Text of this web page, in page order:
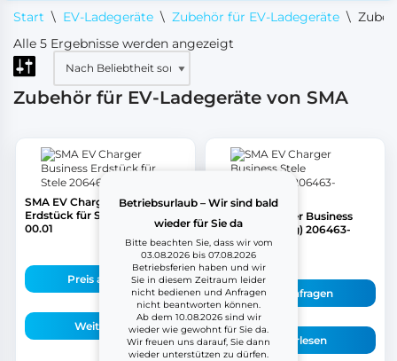
Betriebsurlaub – Wir sind bald
wieder für Sie da
Bitte beachten Sie, dass wir vom
03.08.2026 bis 07.08.2026
Betriebsferien haben und wir
Sie in diesem Zeitraum leider
nicht bedienen und Anfragen
nicht beantworten können.
Ab dem 10.08.2026 sind wir
wieder wie gewohnt für Sie da.
Wir freuen uns darauf, Sie dann
wieder unterstützen zu dürfen.
Start \ EV-Ladegeräte \ Zubehör für EV-Ladegeräte \
Alle 5 Ergebnisse werden angezeigt
Zubehör für EV-Ladegeräte von SMA
SMA EV Charger Business
Erdstück für Stele 206465-
00.01
Preis anfragen
Weiterlesen
SMA EV Charger Business
Stele (zweiseitig) 206463-
00.01
Preis anfragen
Weiterlesen